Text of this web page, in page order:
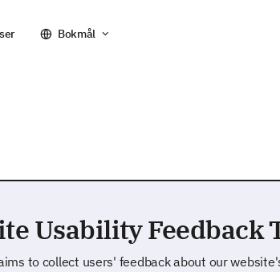
Bokmål
Usability Feedback
to collect users' feedback about our